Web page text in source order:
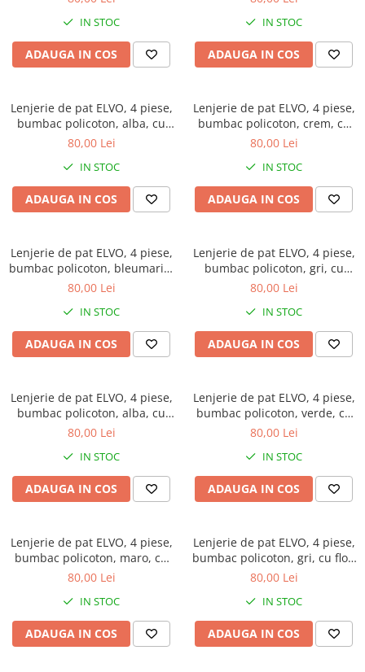
IN STOC
ADAUGA IN COS
IN STOC
ADAUGA IN COS
Lenjerie de pat ELVO, 4 piese,
bumbac policoton, alba, cu
flori albastre
80,00 Lei
IN STOC
ADAUGA IN COS
Lenjerie de pat ELVO, 4 piese,
bumbac policoton, crem, cu
trandafiri roz
80,00 Lei
IN STOC
ADAUGA IN COS
Lenjerie de pat ELVO, 4 piese,
bumbac policoton, bleumarin,
cu stelute multicolore
80,00 Lei
IN STOC
ADAUGA IN COS
Lenjerie de pat ELVO, 4 piese,
bumbac policoton, gri, cu
carouri
80,00 Lei
IN STOC
ADAUGA IN COS
Lenjerie de pat ELVO, 4 piese,
bumbac policoton, alba, cu
model oriental negru
80,00 Lei
IN STOC
ADAUGA IN COS
Lenjerie de pat ELVO, 4 piese,
bumbac policoton, verde, cu
animal print si forme
80,00 Lei
IN STOC
ADAUGA IN COS
Lenjerie de pat ELVO, 4 piese,
bumbac policoton, maro, cu
fluturi
80,00 Lei
IN STOC
ADAUGA IN COS
Lenjerie de pat ELVO, 4 piese,
bumbac policoton, gri, cu flori
mov
80,00 Lei
IN STOC
ADAUGA IN COS